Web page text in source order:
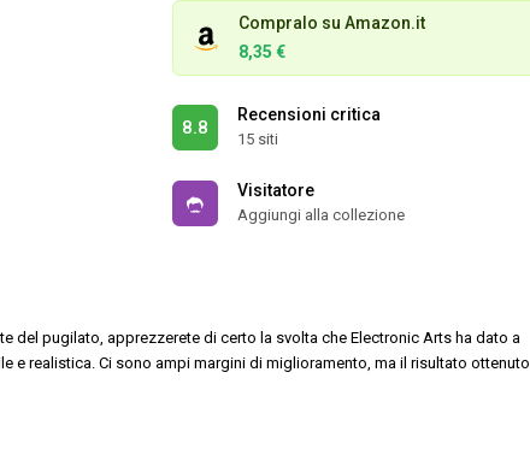
Compralo su Amazon.it
8,35 €
8.8
Recensioni critica
15 siti
Visitatore
Aggiungi alla collezione
del pugilato, apprezzerete di certo la svolta che Electronic Arts ha dato a
e realistica. Ci sono ampi margini di miglioramento, ma il risultato ottenuto